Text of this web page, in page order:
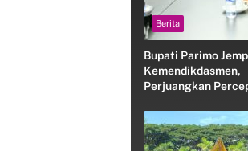
Berita
Bupati Parimo
Kemendikdasmen,
Perjuangkan